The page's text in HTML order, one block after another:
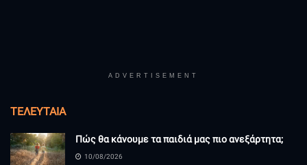
ADVERTISEMENT
ΤΕΛΕΥΤΑΊΑ
Πώς θα κάνουμε τα παιδιά μας πιο ανεξάρτητα;
10/08/2026